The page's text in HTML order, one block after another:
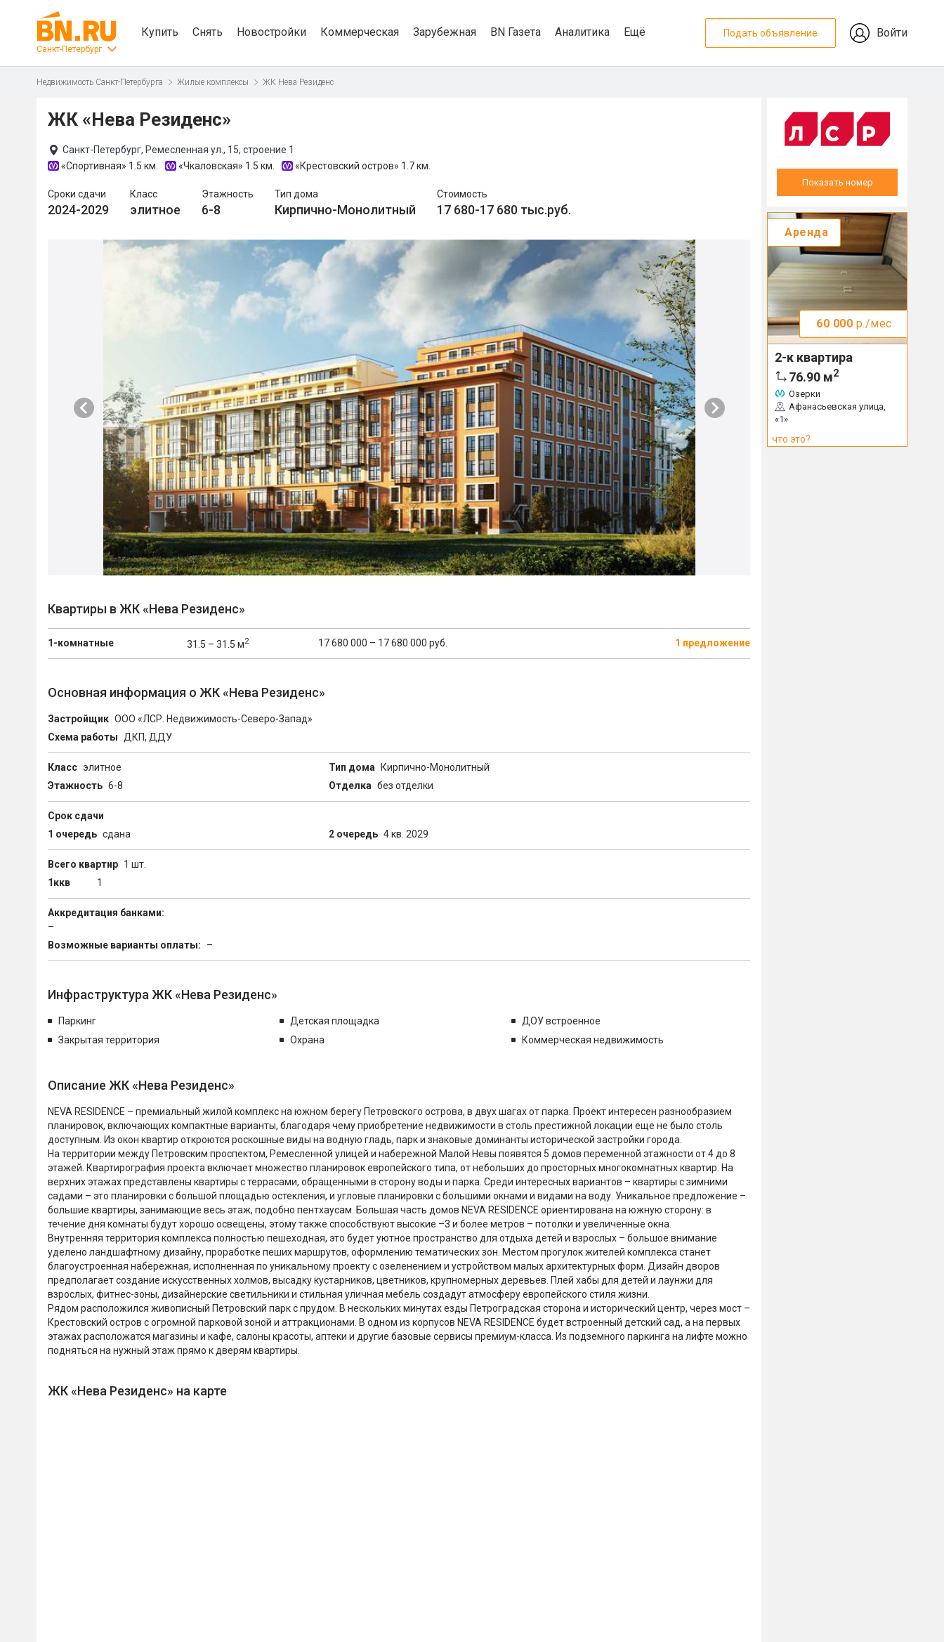
Санкт-Петербург
Купить Снять Новостройки Коммерческая Зарубежная BN Газета Аналитика Ещё Подать объявление Войти
Недвижимость Санкт-Петербурга Жилые комплексы ЖК Нева Резиденс
ЖК «Нева Резиденс»
Санкт-Петербург, Ремесленная ул., 15, строение 1
«Спортивная» 1.5 км. «Чкаловская» 1.5 км. «Крестовский остров» 1.7 км.
Сроки сдачи
2024-2029
Класс
элитное
Этажность
6-8
Тип дома
Кирпично-Монолитный
Стоимость
17 680-17 680 тыс.руб.
Квартиры в ЖК «Нева Резиденс»
1-комнатные 31.5 – 31.5 м2 17 680 000 – 17 680 000 руб. 1 предложение
Основная информация о ЖК «Нева Резиденс»
Застройщик ООО «ЛСР. Недвижимость-Северо-Запад»
Схема работы
ДКП, ДДУ
Класс элитное Тип дома
Кирпично-Монолитный
Этажность 6-8 Отделка без отделки
Срок сдачи
1 очередь сдана 2 очередь 4 кв. 2029
Всего квартир 1 шт.
1ккв
1
Аккредитация банками:
–
Возможные варианты оплаты:
–
Инфраструктура ЖК «Нева Резиденс»
Паркинг Детская площадка
ДОУ встроенное
Закрытая территория
Охрана Коммерческая недвижимость
Описание ЖК «Нева Резиденс»
NEVA RESIDENCE – премиальный жилой комплекс на южном берегу Петровского острова, в двух шагах от парка. Проект интересен разнообразием
планировок, включающих компактные варианты, благодаря чему приобретение недвижимости в столь престижной локации еще не было столь
доступным. Из окон квартир откроются роскошные виды на водную гладь, парк и знаковые доминанты исторической застройки города.
На территории между Петровским проспектом, Ремесленной улицей и набережной Малой Невы появятся 5 домов переменной этажности от 4 до 8
этажей. Квартирография проекта включает множество планировок европейского типа, от небольших до просторных многокомнатных квартир. На
верхних этажах представлены квартиры с террасами, обращенными в сторону воды и парка. Среди интересных вариантов – квартиры с зимними
садами – это планировки с большой площадью остекления, и угловые планировки с большими окнами и видами на воду. Уникальное предложение –
большие квартиры, занимающие весь этаж, подобно пентхаусам. Большая часть домов NEVA RESIDENCE ориентирована на южную сторону: в
течение дня комнаты будут хорошо освещены, этому также способствуют высокие –3 и более метров – потолки и увеличенные окна.
Внутренняя территория комплекса полностью пешеходная, это будет уютное пространство для отдыха детей и взрослых – большое внимание
уделено ландшафтному дизайну, проработке пеших маршрутов, оформлению тематических зон. Местом прогулок жителей комплекса станет
благоустроенная набережная, исполненная по уникальному проекту с озеленением и устройством малых архитектурных форм. Дизайн дворов
предполагает создание искусственных холмов, высадку кустарников, цветников, крупномерных деревьев. Плей хабы для детей и лаунжи для
взрослых, фитнес-зоны, дизайнерские светильники и стильная уличная мебель создадут атмосферу европейского стиля жизни.
Рядом расположился живописный Петровский парк с прудом. В нескольких минутах езды Петроградская сторона и исторический центр, через мост –
Крестовский остров с огромной парковой зоной и аттракционами. В одном из корпусов NEVA RESIDENCE будет встроенный детский сад, а на первых
этажах расположатся магазины и кафе, салоны красоты, аптеки и другие базовые сервисы премиум-класса. Из подземного паркинга на лифте можно
подняться на нужный этаж прямо к дверям квартиры.
ЖК «Нева Резиденс» на карте
Показать номер
Аренда
60 000 р./мес.
2-к квартира
76.90 м2
Озерки
Афанасьевская улица,
«1»
что это?